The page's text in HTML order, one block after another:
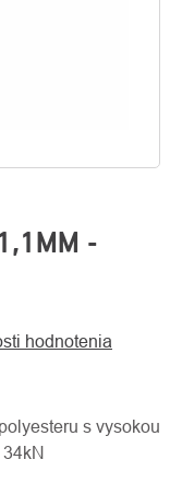
-
hodnotenia
s vysokou